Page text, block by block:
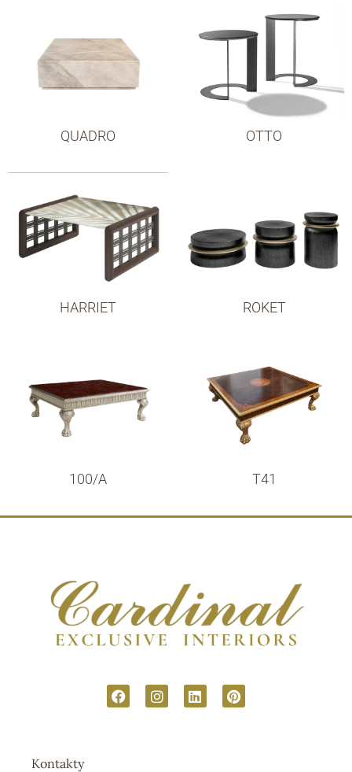
QUADRO OTTO
HARRIET ROKET
100/A T41
Kontakty